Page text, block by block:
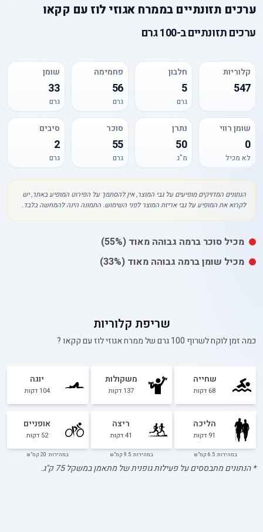
ערכים תזונתיים בממרח אגוזי לוז עם קקאו
ערכים תזונתייםב-100 גרם
קלוריות
547
חלבון
5
גרם
פחמימה
56
גרם
שומן
33
גרם
שומן רווי
0
לא מכיל
נתרן
50
מ"ג
סוכר
55
גרם
סיבים
2
גרם
הנתונים המדויקים מופיעים על גבי המוצר, אין להסתמך על הפירוט המופיע באתר, יש
לקרוא את המופיע על גבי אריזת המוצר לפני השימוש. התמונה הינה להמחשה בלבד.
מכיל סוכר ברמה גבוהה מאוד (55%)
מכיל שומןברמה גבוהה מאוד (33%)
שריפת קלוריות
כמה זמן לוקח לשרוף 100 גרם של ממרח אגוזי לוז עם קקאו?
שחייה
68 דקות
משקולות
137 דקות
יוגה
104 דקות
הליכה
91 דקות
במהירות: 6.5 קמ"ש
ריצה
41דקות
במהירות: 9.5 קמ"ש
אופניים
52 דקות
במהירות: 20 קמ"ש
* הנתונים מתבססים על פעילות גופנית של מתאמן במשקל75ק"ג.